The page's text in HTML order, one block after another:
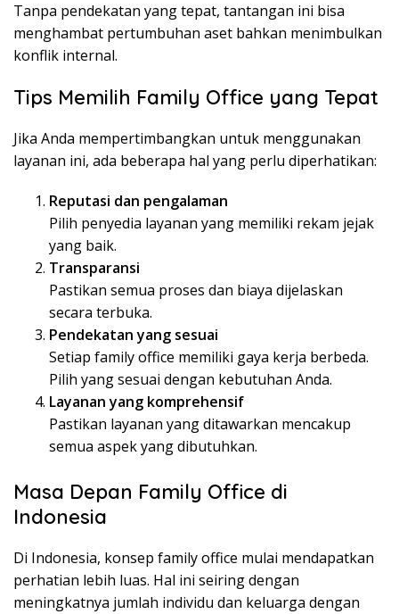
Tanpa pendekatan yang tepat, tantangan ini bisa
menghambat pertumbuhan aset bahkan menimbulkan
konflik internal.
Tips Memilih Family Office yang Tepat
Jika Anda mempertimbangkan untuk menggunakan
layanan ini, ada beberapa hal yang perlu diperhatikan:
Reputasi dan pengalaman
Pilih penyedia layanan yang memiliki rekam jejak
yang baik.
Transparansi
Pastikan semua proses dan biaya dijelaskan
secara terbuka.
Pendekatan yang sesuai
Setiap family office memiliki gaya kerja berbeda.
Pilih yang sesuai dengan kebutuhan Anda.
Layanan yang komprehensif
Pastikan layanan yang ditawarkan mencakup
semua aspek yang dibutuhkan.
Masa Depan Family Office di
Indonesia
Di Indonesia, konsep family office mulai mendapatkan
perhatian lebih luas. Hal ini seiring dengan
meningkatnya jumlah individu dan keluarga dengan